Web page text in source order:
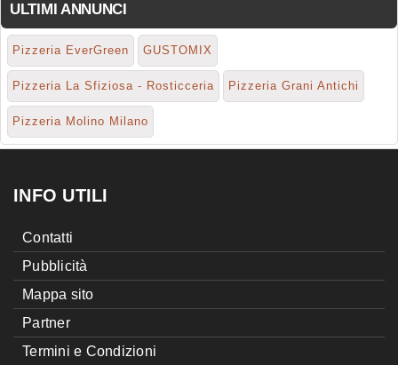
ULTIMI ANNUNCI
Pizzeria EverGreen GUSTOMIX
Pizzeria La Sfiziosa - Rosticceria Pizzeria Grani Antichi
Pizzeria Molino Milano
INFO UTILI
Contatti
Pubblicità
Mappa sito
Partner
Termini e Condizioni